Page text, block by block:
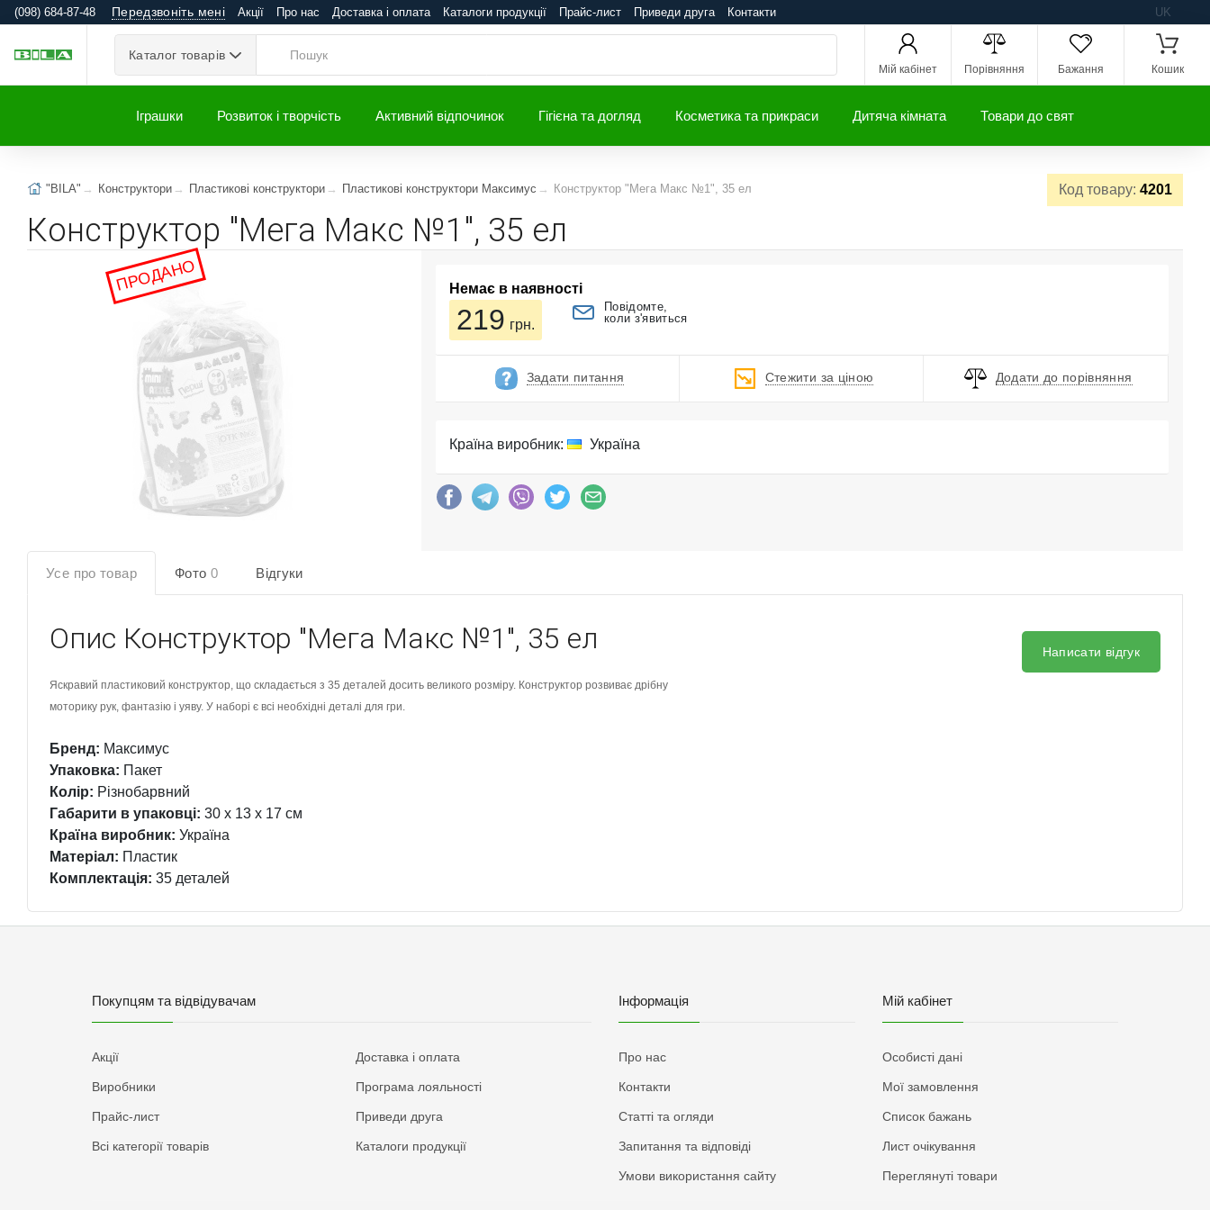
(098) 684-87-48 Передзвоніть мені Акції Про нас Доставка і оплата Каталоги продукції Прайс-лист Приведи друга Контакти UK
Каталог товарів
Мій кабінет Порівняння Бажання Кошик
Іграшки Розвиток і творчість Активний відпочинок Гігієна та догляд Косметика та прикраси Дитяча кімната Товари до свят
Код товару: 4201
"BILA" Конструктори Пластикові конструктори Пластикові конструктори Максимус Конструктор "Мега Макс №1", 35 ел
Конструктор "Мега Макс №1", 35 ел
ПРОДАНО Немає в наявності
219 грн.
Повідомте,
коли з'явиться
Задати питання Стежити за ціною Додати до порівняння
Країна виробник: Україна
Усе про товар Фото 0 Відгуки
Опис Конструктор "Мега Макс №1", 35 ел
Яскравий пластиковий конструктор, що складається з 35 деталей досить великого розміру. Конструктор розвиває дрібну
моторику рук, фантазію і уяву. У наборі є всі необхідні деталі для гри.
Бренд: Максимус
Упаковка: Пакет
Колір: Різнобарвний
Габарити в упаковці: 30 x 13 x 17 см
Країна виробник: Україна
Матеріал: Пластик
Комплектація: 35 деталей
Написати відгук
Покупцям та відвідувачам
Акції
Виробники
Прайс-лист
Всі категорії товарів
Доставка і оплата
Програма лояльності
Приведи друга
Каталоги продукції
Інформація
Про нас
Контакти
Статті та огляди
Запитання та відповіді
Умови використання сайту
Мій кабінет
Особисті дані
Мої замовлення
Список бажань
Лист очікування
Переглянуті товари